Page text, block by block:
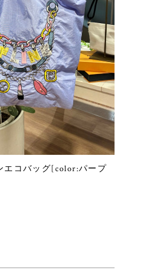
エコバッグ[color:パープ